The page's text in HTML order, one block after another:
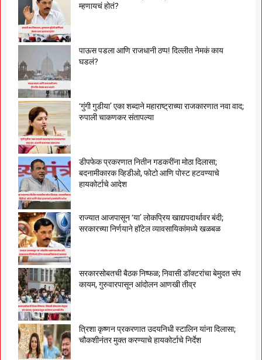
म्हणायचं होतं?
पाऊस पडला आणि राजधानी ठप्प! दिल्लीत नेमकं काय
घडलं?
‘गुंगी गुडीया’ एका शब्दाने महाराष्ट्राच्या राजकारणात नवा वाद;
रुपाली चाकणकर संतापल्या
डीपफेक प्रकरणात नितीन गडकरींना मोठा दिलासा;
बदनामीकारक व्हिडीओ, फोटो आणि पोस्ट हटवण्याचे
हायकोर्टाचे आदेश
राज्यात आजपासून ‘या’ लोकप्रिय खाद्यपदार्थावर बंदी;
सरकारच्या निर्णयाने हॉटेल व्यावसायिकांमध्ये खळबळ
सरकारसोबतची बैठक निष्फळ; निवासी डॉक्टरांचा बेमुदत संप
कायम, गुरुवारपासून आंदोलन आणखी तीव्र
त्रिशा कृष्णन प्रकरणात उदयनिधी स्टालिन यांना दिलासा;
चौकशीनंतर मुक्त करण्याचे हायकोर्टाचे निर्देश